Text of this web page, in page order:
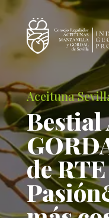
Aceituna
Bestial
de